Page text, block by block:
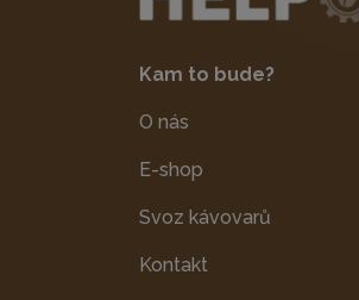
Kam to bude?
O nás
E-shop
Svoz kávovarů
Kontakt